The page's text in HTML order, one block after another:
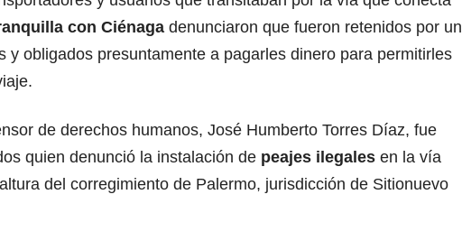
con Ciénaga denunciaron que fueron retenidos por un
y obligados presuntamente a pagarles dinero para permitirles
de derechos humanos, José Humberto Torres Díaz, fue
quien denunció la instalación de peajes ilegales en la vía
del corregimiento de Palermo, jurisdicción de Sitionuevo